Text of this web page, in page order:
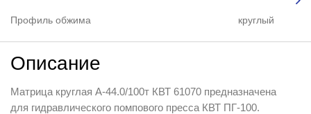
Профиль обжима круглый
Описание
Матрица круглая А-44.0/100т КВТ 61070 предназначена
для гидравлического помпового пресса КВТ ПГ-100.